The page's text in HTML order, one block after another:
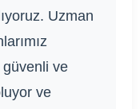
Uzman
güvenli ve
ve